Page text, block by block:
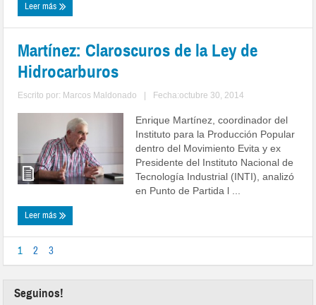
Leer más
Martínez: Claroscuros de la Ley de
Hidrocarburos
Escrito por: Marcos Maldonado Fecha:octubre 30, 2014
Enrique Martínez, coordinador del
Instituto para la Producción Popular
dentro del Movimiento Evita y ex
Presidente del Instituto Nacional de
Tecnología Industrial (INTI), analizó
en Punto de Partida l ...
Leer más
1 2 3
Seguinos!